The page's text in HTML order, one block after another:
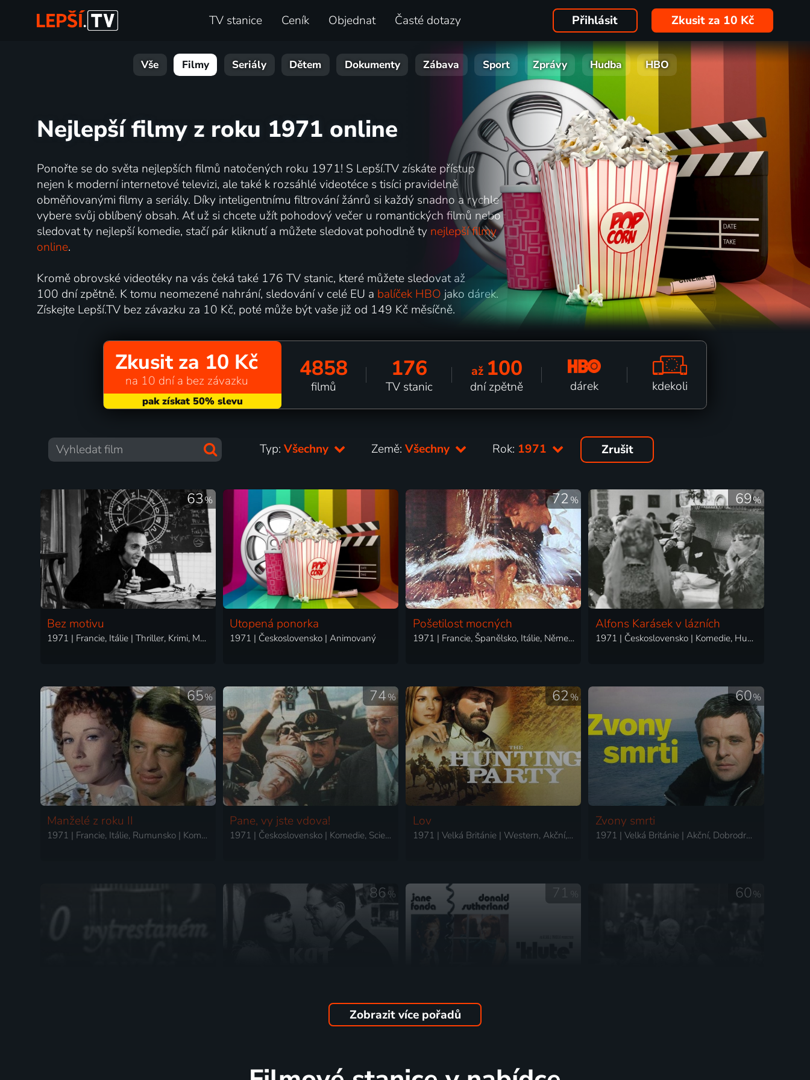
TV stanice Ceník Objednat Časté dotazy Přihlásit Zkusit za 10 Kč
Vše Filmy Seriály Dětem Dokumenty Zábava Sport Zprávy Hudba HBO
Nejlepší filmy z roku 1971 online
Ponořte se do světa nejlepších filmů natočených roku 1971! S Lepší.TV získáte přístup
nejen k moderní internetové televizi, ale také k rozsáhlé videotéce s tisíci pravidelně
obměňovanými filmy a seriály. Díky inteligentnímu filtrování žánrů si každý snadno a rychle
vybere svůj oblíbený obsah. Ať už si chcete užít pohodový večer u romantických filmů nebo
sledovat ty nejlepší komedie, stačí pár kliknutí a můžete sledovat pohodlně ty nejlepší filmy
online.
Kromě obrovské videotéky na vás čeká také 176 TV stanic, které můžete sledovat až
100 dní zpětně. K tomu neomezené nahrání, sledování v celé EU a balíček HBO jako dárek.
Získejte Lepší.TV bez závazku za 10 Kč, poté může být vaše již od 149 Kč měsíčně.
Zkusit za 10 Kč
na 10 dní a bez závazku 4858
filmů
176
TV stanic
až 100
dní zpětně dárek kdekoli
Typ:Všechny Země:Všechny Rok: 1971 Zrušit
63%
Bez motivu
1971 | Francie, Itálie | Thriller, Krimi, Mysteriózní
Utopená ponorka
1971 | Československo | Animovaný
72%
Pošetilost mocných
1971 | Francie, Španělsko, Itálie, Německo | Komedie, Dobrodružný, Historický
69%
Alfons Karásek v lázních
1971 | Československo | Komedie, Hudební
65%
Manželé z roku II
1971 | Francie, Itálie, Rumunsko | Komedie, Dobrodružný, Romantický
74%
Pane, vy jste vdova!
1971 | Československo | Komedie, Science Fiction
62%
Lov
1971 | Velká Británie | Western, Akční, Drama
60%
Zvony smrti
1971 | Velká Británie | Akční, Dobrodružný, Krimi, Mysteriózní
86% 71 %
Klute
60%
Zobrazit více pořadů